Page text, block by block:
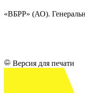
«ВБРР» (АО).
Версия для печати